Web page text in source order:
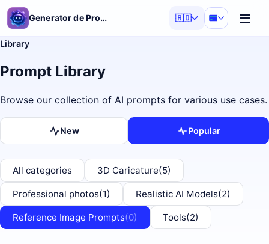
Generator de Prompturi AI 🇷🇴
Library
Prompt Library
Browse our collection of AI prompts for various use cases.
New Popular
All categories 3D Caricature(5)
Professional photos(1) Realistic AI Models(2)
Reference Image Prompts(0) Tools(2)